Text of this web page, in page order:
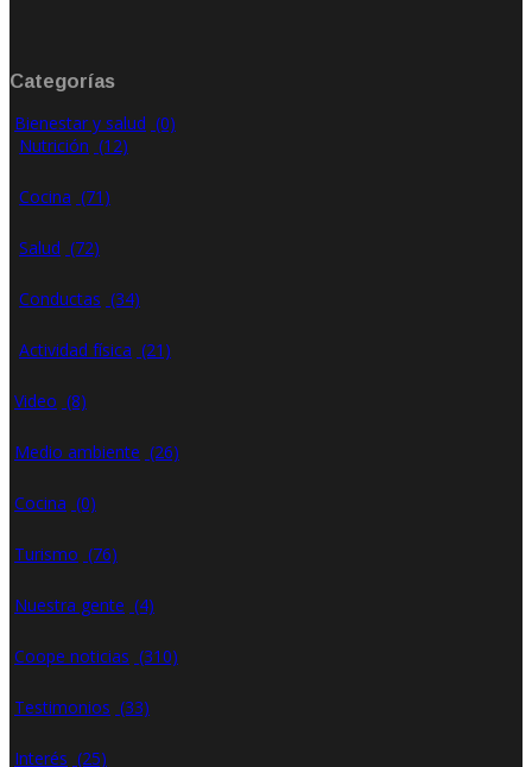
Categorías
Bienestar y salud (0)
Nutrición (12)
Cocina (71)
Salud (72)
Conductas (34)
Actividad física (21)
Video (8)
Medio ambiente (26)
Cocina (0)
Turismo (76)
Nuestra gente (4)
Coope noticias (310)
Testimonios (33)
Interés (25)